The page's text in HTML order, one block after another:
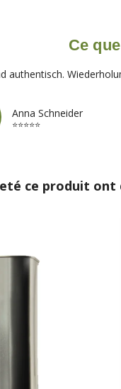
Ce
authentisch.
Anna Schneider
⭐⭐⭐⭐⭐
ce produit